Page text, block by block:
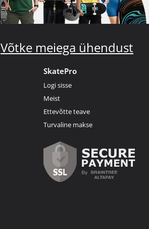
Võtke meiega ühendust
SkatePro
Logi sisse
Meist
Ettevõtte teave
Turvaline makse